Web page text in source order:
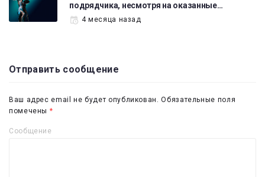
подрядчика, несмотря на оказанные…
4 месяца назад
Отправить сообщение
Ваш адрес email не будет опубликован. Обязательные поля
помечены *
Сообщение